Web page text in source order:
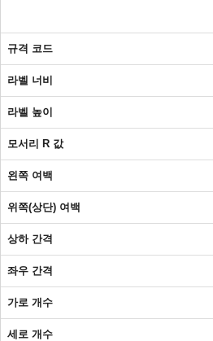
규격 코드
라벨 너비
라벨 높이
모서리 R 값
왼쪽 여백
위쪽(상단) 여백
상하 간격
좌우 간격
가로 개수
세로 개수